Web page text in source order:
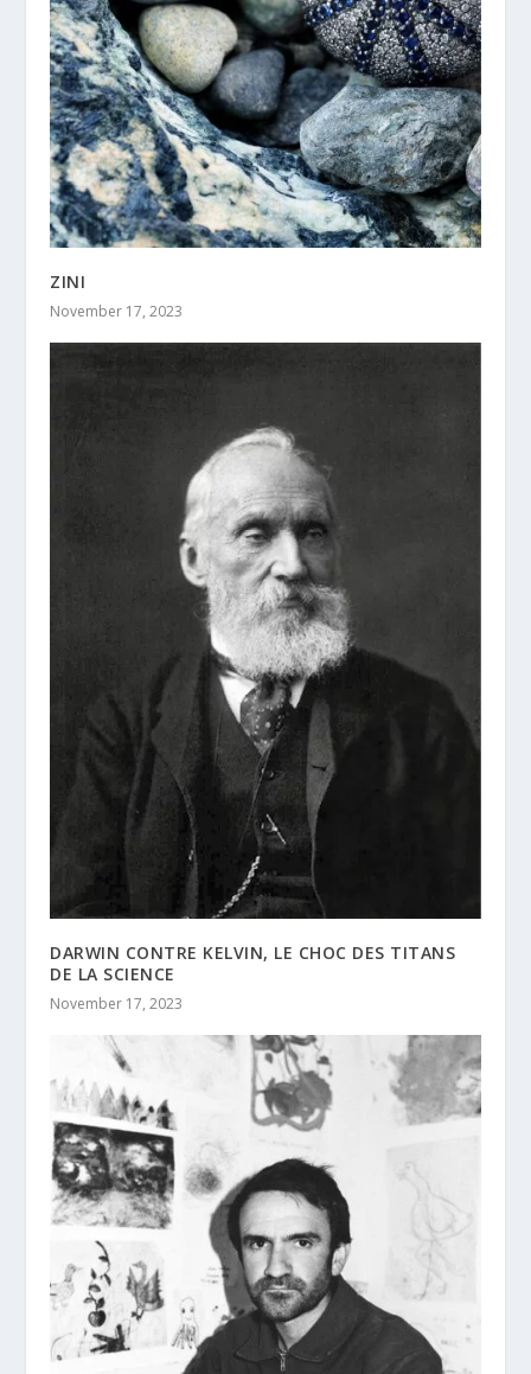
ZINI
November 17, 2023
DARWIN CONTRE KELVIN, LE CHOC DES TITANS
DE LA SCIENCE
November 17, 2023